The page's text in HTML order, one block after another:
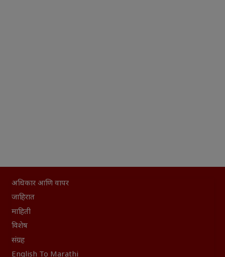
अधिकार आणि वापर
जाहिरात
माहिती
विशेष
संग्रह
English To Marathi